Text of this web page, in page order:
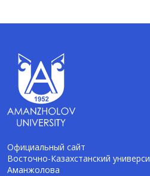
Официальный сайт
Восточно-Казахстанский
Аманжолова